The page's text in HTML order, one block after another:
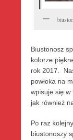
Biustonosz
kolorze
rok 2017.
powłoka na
wpisuje się w
jak również
Po raz
biustonoszy